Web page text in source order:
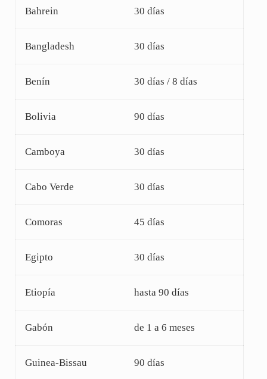
Bahrein 30 días
Bangladesh 30 días
Benín 30 días / 8 días
Bolivia 90 días
Camboya 30 días
Cabo Verde 30 días
Comoras 45 días
Egipto 30 días
Etiopía hasta 90 días
Gabón de 1 a 6 meses
Guinea-Bissau 90 días